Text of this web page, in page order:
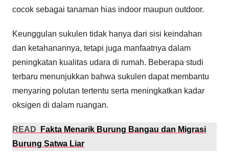
cocok sebagai tanaman hias indoor maupun outdoor.
Keunggulan sukulen tidak hanya dari sisi keindahan
dan ketahanannya, tetapi juga manfaatnya dalam
peningkatan kualitas udara di rumah. Beberapa studi
terbaru menunjukkan bahwa sukulen dapat membantu
menyaring polutan tertentu serta meningkatkan kadar
oksigen di dalam ruangan.
READ
Fakta Menarik Burung Bangau dan Migrasi
Burung Satwa Liar